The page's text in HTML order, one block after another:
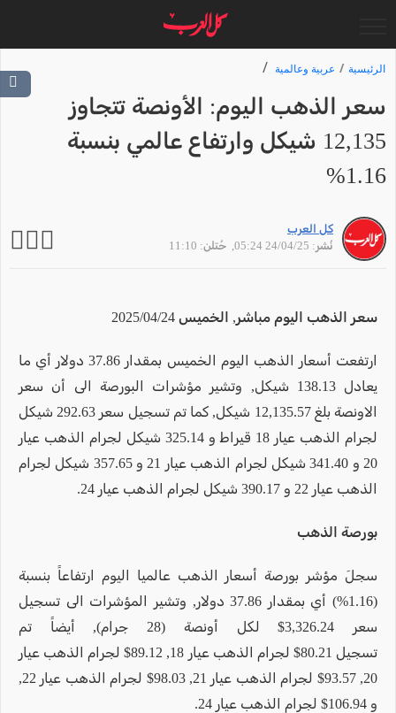
الرئيسية عربية وعالمية
سعر الذهب اليوم: الأونصة تتجاوز
12,135 شيكل وارتفاع عالمي بنسبة
1.16%
كل العرب
نُشر: 24/04/25 05:24
, حُتلن: 11:10
سعر الذهب اليوم مباشر, الخميس 2025/04/24
ارتفعت أسعار الذهب اليوم الخميس بمقدار 37.86 دولار أي ما
يعادل 138.13 شيكل, وتشير مؤشرات البورصة الى أن سعر
الاونصة بلغ 12,135.57 شيكل, كما تم تسجيل سعر 292.63 شيكل
لجرام الذهب عيار 18 قيراط و 325.14 شيكل لجرام الذهب عيار
20 و 341.40 شيكل لجرام الذهب عيار 21 و 357.65 شيكل لجرام
الذهب عيار 22 و 390.17 شيكل لجرام الذهب عيار 24.
بورصة الذهب
سجلَ مؤشر بورصة أسعار الذهب عالميا اليوم ارتفاعاً بنسبة
(1.16%) أي بمقدار 37.86 دولار, وتشير المؤشرات الى تسجيل
سعر 3,326.24$ لكل أونصة (28 جرام), أيضاً تم
تسجيل 80.21$ لجرام الذهب عيار 18, 89.12$ لجرام الذهب عيار
20, 93.57$ لجرام الذهب عيار 21, 98.03$ لجرام الذهب عيار 22,
و 106.94$ لجرام الذهب عيار 24.